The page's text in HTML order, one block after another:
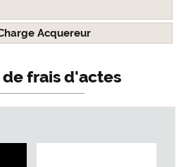
Acquereur
frais d'actes